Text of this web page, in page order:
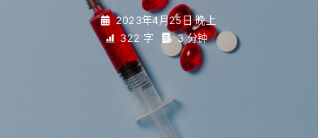
2023年4月25日 晚上
322 字
3 分钟